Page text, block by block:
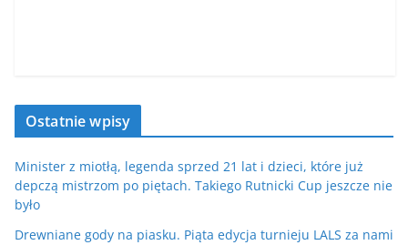
Ostatnie wpisy
Minister z miotłą, legenda sprzed 21 lat i dzieci, które już
depczą mistrzom po piętach. Takiego Rutnicki Cup jeszcze nie
było
Drewniane gody na piasku. Piąta edycja turnieju LALS za nami